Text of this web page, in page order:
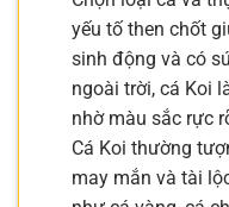
yếu tố then chốt
sinh động và có
ngoài trời, cá Koi
nhờ màu sắc rực
Cá Koi thường
may mắn và tài